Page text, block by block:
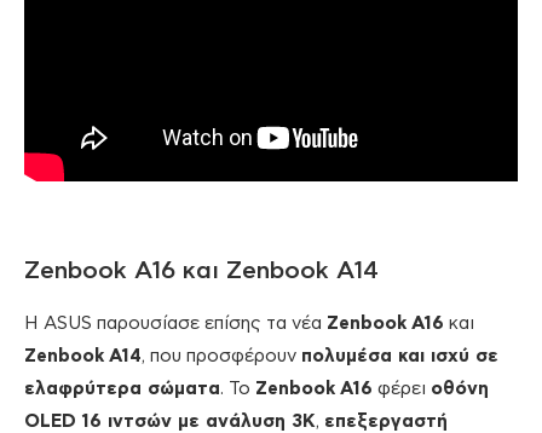
Zenbook A16 και Zenbook A14
Η ASUS παρουσίασε επίσης τα νέα Zenbook A16 και
Zenbook A14, που προσφέρουν πολυμέσα και ισχύ σε
ελαφρύτερα σώματα. Το Zenbook A16 φέρει οθόνη
OLED 16 ιντσών με ανάλυση 3 K, επεξεργαστή